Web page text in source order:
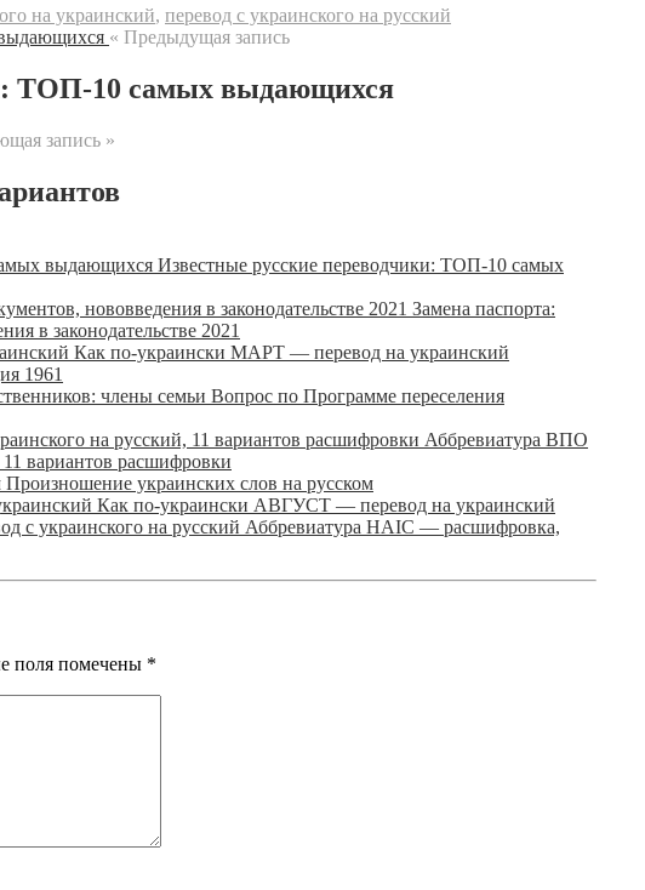
на украинский, перевод с украинского на русский
« Предыдущая запись
ТОП-10 самых выдающихся
запись »
Известные русские переводчики: ТОП-10 самых
Замена паспорта:
в законодательстве 2021
Как по-украински МАРТ — перевод на украинский
1961
Вопрос по Программе переселения
Аббревиатура ВПО
вариантов расшифровки
Произношение украинских слов на русском
Как по-украински АВГУСТ — перевод на украинский
Аббревиатура НАІС — расшифровка,
поля помечены *